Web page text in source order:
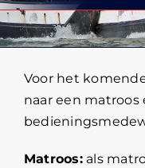
Voor het
naar een matroos
Matroos:als